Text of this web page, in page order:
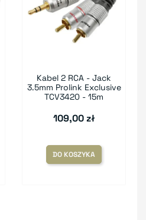
Kabel 2 RCA - Jack
3.5mm Prolink Exclusive
TCV3420 - 15m
109,00 zł
DO KOSZYKA